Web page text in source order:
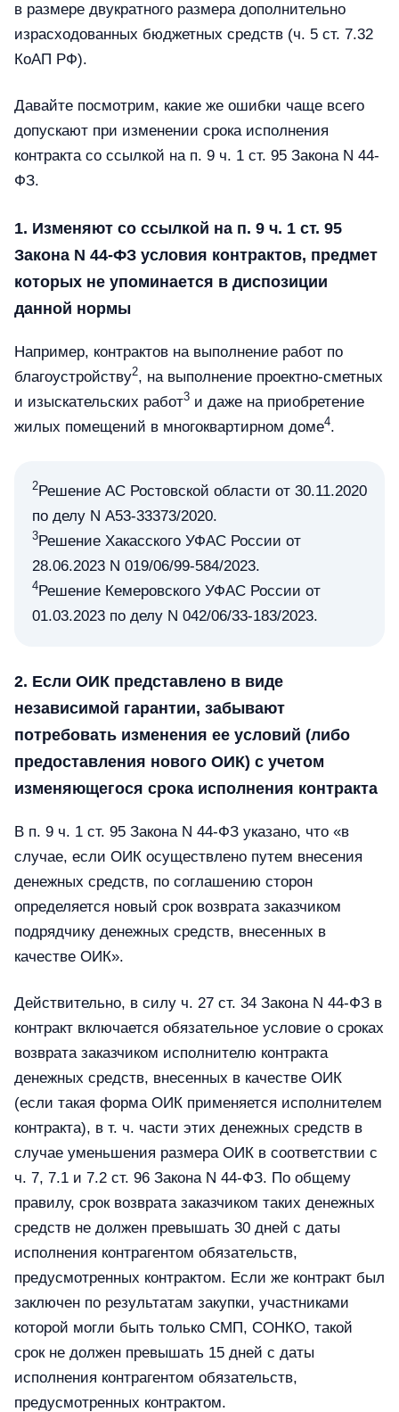
в размере двукратного размера дополнительно
израсходованных бюджетных средств (ч. 5 ст. 7.32
КоАП РФ).
Давайте посмотрим, какие же ошибки чаще всего
допускают при изменении срока исполнения
контракта со ссылкой на п. 9 ч. 1 ст. 95 Закона N 44-
ФЗ.
1. Изменяют со ссылкой на п. 9 ч. 1 ст. 95
Закона N 44-ФЗ условия контрактов, предмет
которых не упоминается в диспозиции
данной нормы
Например, контрактов на выполнение работ по
благоустройству2, на выполнение проектно-сметных
и изыскательских работ3 и даже на приобретение
жилых помещений в многоквартирном доме4.
2Решение АС Ростовской области от 30.11.2020
по делу N А53-33373/2020.
3Решение Хакасского УФАС России от
28.06.2023 N 019/06/99-584/2023.
4Решение Кемеровского УФАС России от
01.03.2023 по делу N 042/06/33-183/2023.
2. Если ОИК представлено в виде
независимой гарантии, забывают
потребовать изменения ее условий (либо
предоставления нового ОИК) с учетом
изменяющегося срока исполнения контракта
В п. 9 ч. 1 ст. 95 Закона N 44-ФЗ указано, что «в
случае, если ОИК осуществлено путем внесения
денежных средств, по соглашению сторон
определяется новый срок возврата заказчиком
подрядчику денежных средств, внесенных в
качестве ОИК».
Действительно, в силу ч. 27 ст. 34 Закона N 44-ФЗ в
контракт включается обязательное условие о сроках
возврата заказчиком исполнителю контракта
денежных средств, внесенных в качестве ОИК
(если такая форма ОИК применяется исполнителем
контракта), в т. ч. части этих денежных средств в
случае уменьшения размера ОИК в соответствии с
ч. 7, 7.1 и 7.2 ст. 96 Закона N 44-ФЗ. По общему
правилу, срок возврата заказчиком таких денежных
средств не должен превышать 30 дней с даты
исполнения контрагентом обязательств,
предусмотренных контрактом. Если же контракт был
заключен по результатам закупки, участниками
которой могли быть только СМП, СОНКО, такой
срок не должен превышать 15 дней с даты
исполнения контрагентом обязательств,
предусмотренных контрактом.